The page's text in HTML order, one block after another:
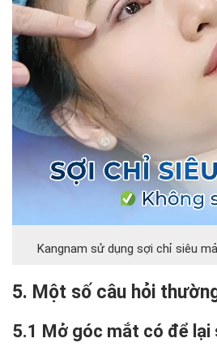
Kangnam sử dụng sợi chỉ siêu
5. Một số câu hỏi
5.1 Mở góc mắt có để lại